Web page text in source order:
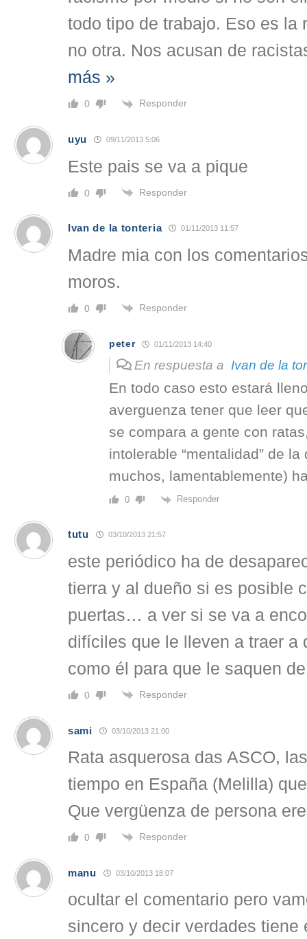
todo tipo de trabajo. Eso es la
no otra. Nos acusan de
más »
0 Responder
uyu 09/11/2013 5:06
Este pais se va a pique
0 Responder
Ivan de la tonteria 01/11/2013 11:57
Madre mia con los
moros.
0 Responder
peter 01/11/2013 14:40
En respuesta a Ivan de la
En todo caso esto estará
averguenza tener que leer
se compara a gente con
intolerable “mentalidad” de
muchos, lamentablemente)
0 Responder
tutu 03/10/2013 21:57
este periódico ha de
tierra y al dueño si es posible
puertas… a ver si se va a
difíciles que le lleven a traer a
como él para que le saquen
0 Responder
sami 03/10/2013 21:00
Rata asquerosa das ASCO,
tiempo en España (Melilla)
Que vergüenza de persona
0 Responder
manu 03/10/2013 18:07
ocultar el comentario pero
sincero y decir verdades tiene